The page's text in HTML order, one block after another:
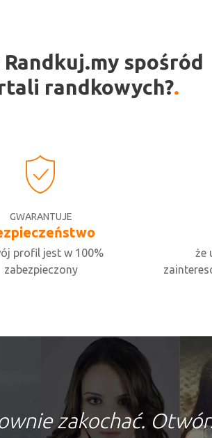
spośród
randkowych?
GWARANTUJE
profil jest w 100%
zabezpieczony
że
zakochać.